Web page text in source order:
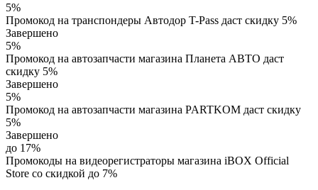
5%
Промокод на транспондеры Автодор T-Pass даст скидку 5%
Завершено
5%
Промокод на автозапчасти магазина Планета АВТО даст
скидку 5%
Завершено
5%
Промокод на автозапчасти магазина PARTKOM даст скидку
5%
Завершено
до 17%
Промокоды на видеорегистраторы магазина iBOX Official
Store со скидкой до 7%